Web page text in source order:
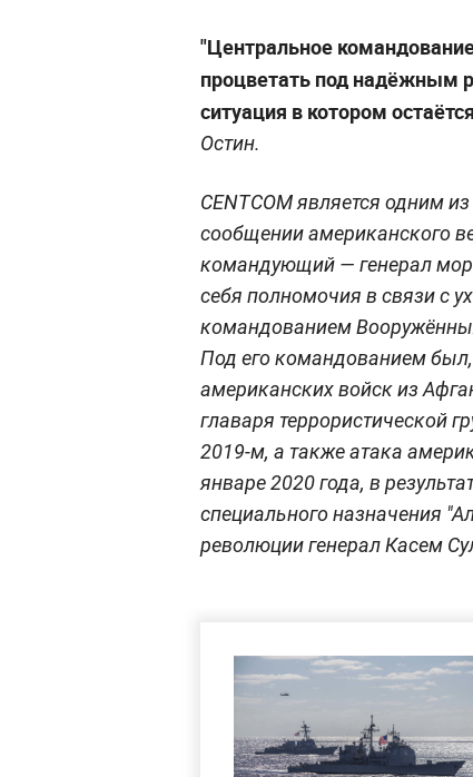
"Центральное
процветать под надёжным
ситуация в котором
Остин.
CENTCOM является одним
сообщении американского
командующий — генерал
себя полномочия в связи с
командованием
Под его командованием
американских войск из
главаря террористической
2019-м, а также атака
январе 2020 года, в
специального назначения
революции генерал Касем